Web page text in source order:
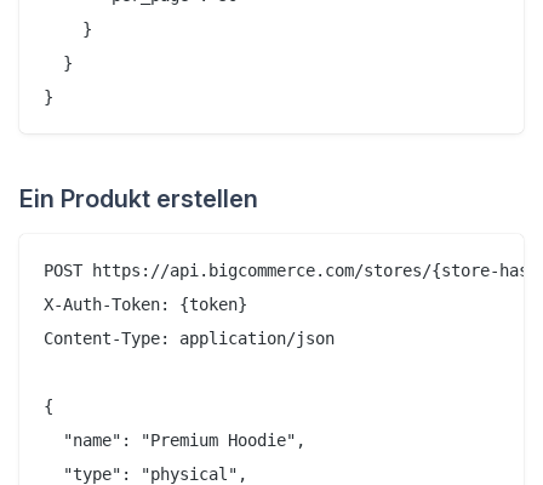
    }
  }
Ein Produkt erstellen
POST https://api.bigcommerce.com/stores/{store-
X-Auth-Token: {token}
Content-Type: application/json
{
  "name": "Premium Hoodie",
  "type": "physical",